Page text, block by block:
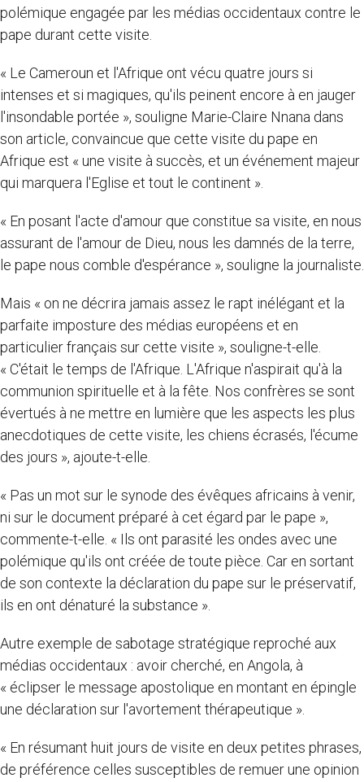
polémique engagée par les médias occidentaux contre le
pape durant cette visite.
« Le Cameroun et l'Afrique ont vécu quatre jours si
intenses et si magiques, qu'ils peinent encore à en jauger
l'insondable portée », souligne Marie-Claire Nnana dans
son article, convaincue que cette visite du pape en
Afrique est « une visite à succès, et un événement majeur
qui marquera l'Eglise et tout le continent ».
« En posant l'acte d'amour que constitue sa visite, en nous
assurant de l'amour de Dieu, nous les damnés de la terre,
le pape nous comble d'espérance », souligne la journaliste.
Mais « on ne décrira jamais assez le rapt inélégant et la
parfaite imposture des médias européens et en
particulier français sur cette visite », souligne-t-elle.
« C'était le temps de l'Afrique. L'Afrique n'aspirait qu'à la
communion spirituelle et à la fête. Nos confrères se sont
évertués à ne mettre en lumière que les aspects les plus
anecdotiques de cette visite, les chiens écrasés, l'écume
des jours », ajoute-t-elle.
« Pas un mot sur le synode des évêques africains à venir,
ni sur le document préparé à cet égard par le pape »,
commente-t-elle. « Ils ont parasité les ondes avec une
polémique qu'ils ont créée de toute pièce. Car en sortant
de son contexte la déclaration du pape sur le préservatif,
ils en ont dénaturé la substance ».
Autre exemple de sabotage stratégique reproché aux
médias occidentaux : avoir cherché, en Angola, à
« éclipser le message apostolique en montant en épingle
une déclaration sur l'avortement thérapeutique ».
« En résumant huit jours de visite en deux petites phrases,
de préférence celles susceptibles de remuer une opinion